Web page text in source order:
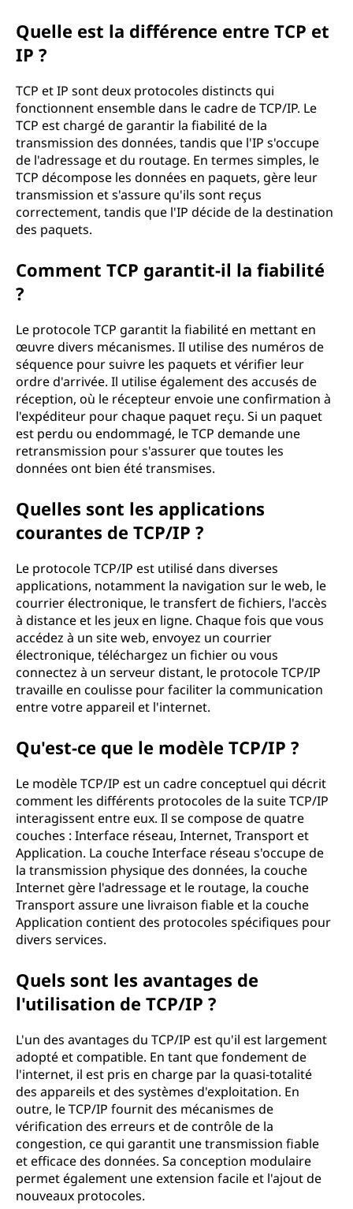
Quelle est la différence entre TCP et
IP ?
TCP et IP sont deux protocoles distincts qui
fonctionnent ensemble dans le cadre de TCP/IP. Le
TCP est chargé de garantir la fiabilité de la
transmission des données, tandis que l'IP s'occupe
de l'adressage et du routage. En termes simples, le
TCP décompose les données en paquets, gère leur
transmission et s'assure qu'ils sont reçus
correctement, tandis que l'IP décide de la destination
des paquets.
Comment TCP garantit-il la fiabilité
?
Le protocole TCP garantit la fiabilité en mettant en
œuvre divers mécanismes. Il utilise des numéros de
séquence pour suivre les paquets et vérifier leur
ordre d'arrivée. Il utilise également des accusés de
réception, où le récepteur envoie une confirmation à
l'expéditeur pour chaque paquet reçu. Si un paquet
est perdu ou endommagé, le TCP demande une
retransmission pour s'assurer que toutes les
données ont bien été transmises.
Quelles sont les applications
courantes de TCP/IP ?
Le protocole TCP/IP est utilisé dans diverses
applications, notamment la navigation sur le web, le
courrier électronique, le transfert de fichiers, l'accès
à distance et les jeux en ligne. Chaque fois que vous
accédez à un site web, envoyez un courrier
électronique, téléchargez un fichier ou vous
connectez à un serveur distant, le protocole TCP/IP
travaille en coulisse pour faciliter la communication
entre votre appareil et l'internet.
Qu'est-ce que le modèle TCP/IP ?
Le modèle TCP/IP est un cadre conceptuel qui décrit
comment les différents protocoles de la suite TCP/IP
interagissent entre eux. Il se compose de quatre
couches : Interface réseau, Internet, Transport et
Application. La couche Interface réseau s'occupe de
la transmission physique des données, la couche
Internet gère l'adressage et le routage, la couche
Transport assure une livraison fiable et la couche
Application contient des protocoles spécifiques pour
divers services.
Quels sont les avantages de
l'utilisation de TCP/IP ?
L'un des avantages du TCP/IP est qu'il est largement
adopté et compatible. En tant que fondement de
l'internet, il est pris en charge par la quasi-totalité
des appareils et des systèmes d'exploitation. En
outre, le TCP/IP fournit des mécanismes de
vérification des erreurs et de contrôle de la
congestion, ce qui garantit une transmission fiable
et efficace des données. Sa conception modulaire
permet également une extension facile et l'ajout de
nouveaux protocoles.